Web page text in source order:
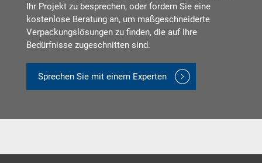
Ihr Projekt zu besprechen, oder fordern Sie eine
kostenlose Beratung an, um maßgeschneiderte
Verpackungslösungen zu finden, die auf Ihre
Bedürfnisse zugeschnitten sind.
Sprechen Sie mit einem Experten